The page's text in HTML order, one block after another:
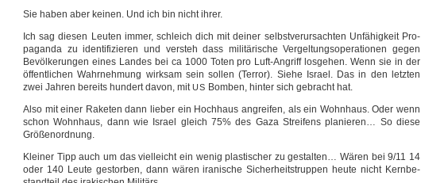
Sie haben aber kei­nen. Und ich bin nicht ihrer.
Ich sag die­sen Leu­ten immer, schleich dich mit dei­ner selbst­ver­ur­sach­ten Unfä­hig­keit Pro­
pa­gan­da zu iden­ti­fi­zie­ren und ver­steh dass mili­tä­ri­sche Ver­gel­tungs­ope­ra­tio­nen gegen
Bevöl­ke­run­gen eines Lan­des bei ca 1000 Toten pro Luft-Angriff los­ge­hen. Wenn sie in der
öffent­li­chen Wahr­neh­mung wirk­sam sein sol­len (Ter­ror). Sie­he Isra­el. Das in den letz­ten
zwei Jah­ren bereits hun­dert davon, mitUS Bom­ben, hin­ter sich gebracht hat.
Also mit einer Rake­ten dann lie­ber ein Hoch­haus angrei­fen, als ein Wohn­haus. Oder wenn
schon Wohn­haus, dann wie Isra­el gleich 75% des Gaza Strei­fens pla­nie­ren… So die­se
Größenordnung.
Klei­ner Tipp auch um das viel­leicht ein wenig plas­ti­scher zu gestal­ten… Wären bei 9/11 14
oder 140 Leu­te gestor­ben, dann wären ira­ni­sche Sicher­heits­trup­pen heu­te nicht Kern­be­